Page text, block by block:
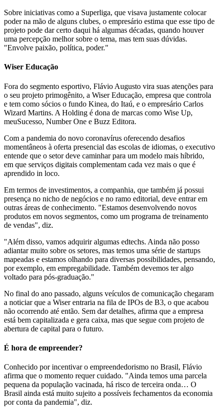
Sobre iniciativas como a Superliga, que visava justamente colocar
poder na mão de alguns clubes, o empresário estima que esse tipo de
projeto pode dar certo daqui há algumas décadas, quando houver
uma percepção melhor sobre o tema, mas tem suas dúvidas.
"Envolve paixão, política, poder."
Wiser Educação
Fora do segmento esportivo, Flávio Augusto vira suas atenções para
o seu projeto primogênito, a Wiser Educação, empresa que controla
e tem como sócios o fundo Kinea, do Itaú, e o empresário Carlos
Wizard Martins. A Holding é dona de marcas como Wise Up,
meuSucesso, Number One e Buzz Editora.
Com a pandemia do novo coronavírus oferecendo desafios
momentâneos à oferta presencial das escolas de idiomas, o executivo
entende que o setor deve caminhar para um modelo mais híbrido,
em que serviços digitais complementam cada vez mais o que é
aprendido in loco.
Em termos de investimentos, a companhia, que também já possui
presença no nicho de negócios e no ramo editorial, deve entrar em
outras áreas de conhecimento. "Estamos desenvolvendo novos
produtos em novos segmentos, como um programa de treinamento
de vendas", diz.
"Além disso, vamos adquirir algumas edtechs. Ainda não posso
adiantar muito sobre os setores, mas temos uma série de startups
mapeadas e estamos olhando para diversas possibilidades, pensando,
por exemplo, em empregabilidade. Também devemos ter algo
voltado para pós-graduação."
No final do ano passado, alguns veículos de comunicação chegaram
a noticiar que a Wiser entraria na fila de IPOs de B3, o que acabou
não ocorrendo até então. Sem dar detalhes, afirma que a empresa
está bem capitalizada e gera caixa, mas que segue com projeto de
abertura de capital para o futuro.
É hora de empreender?
Conhecido por incentivar o empreendedorismo no Brasil, Flávio
afirma que o momento requer cuidado. "Ainda temos uma parcela
pequena da população vacinada, há risco de terceira onda… O
Brasil ainda está muito sujeito a possíveis fechamentos da economia
por conta da pandemia", diz.